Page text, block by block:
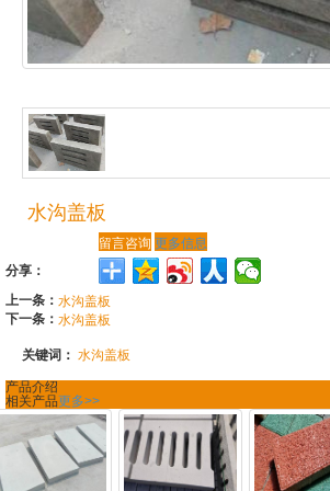
水沟盖板
留言咨询 更多信息
分享：
上一条： 水沟盖板
下一条： 水沟盖板
关键词： 水沟盖板
产品介绍
相关产品更多>>